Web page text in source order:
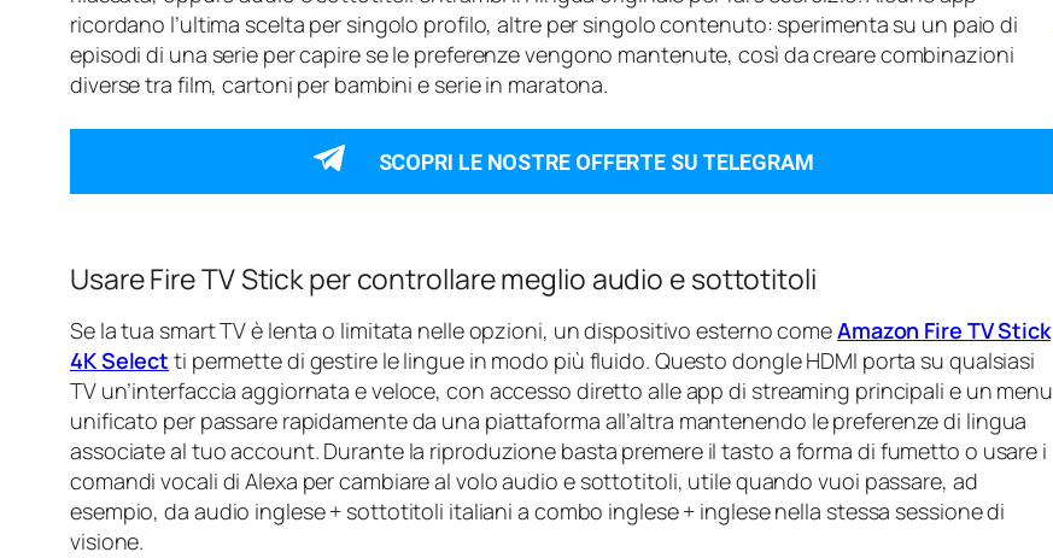
ricordano l’ultima scelta per singolo profilo, altre per singolo contenuto: sperimenta su un paio di
episodi di una serie per capire se le preferenze vengono mantenute, così da creare combinazioni
diverse tra film, cartoni per bambini e serie in maratona.
SCOPRI LE NOSTRE OFFERTE SU TELEGRAM
Usare Fire TV Stick per controllare meglio audio e sottotitoli
Se la tua smart TV è lenta o limitata nelle opzioni, un dispositivo esterno comeAmazon Fire TV Stick
4K Select ti permette di gestire le lingue in modo più fluido. Questo dongle HDMI porta su qualsiasi
TV un’interfaccia aggiornata e veloce, con accesso diretto alle app di streaming principali e un menu
unificato per passare rapidamente da una piattaforma all’altra mantenendo le preferenze di lingua
associate al tuo account. Durante la riproduzione basta premere il tasto a forma di fumetto o usare i
comandi vocali di Alexa per cambiare al volo audio e sottotitoli, utile quando vuoi passare, ad
esempio, da audio inglese + sottotitoli italiani a combo inglese + inglese nella stessa sessione di
visione.